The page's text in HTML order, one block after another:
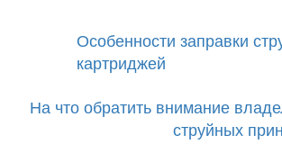
Особенности заправки
картриджей
На что обратить внимание
струйных